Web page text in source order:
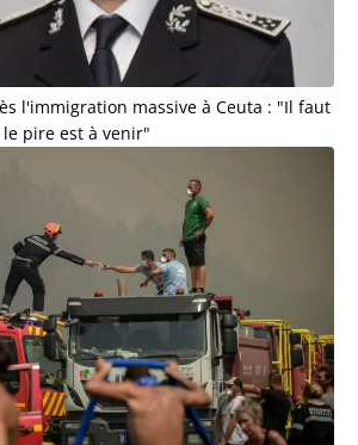
l'immigration massive à Ceuta : "Il faut
pire est à venir"